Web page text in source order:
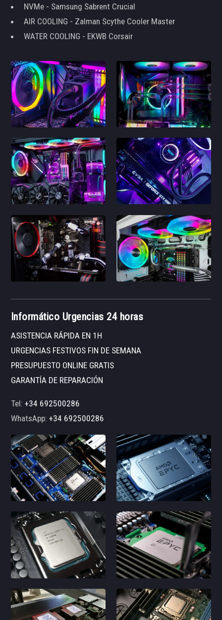
NVMe - Samsung Sabrent Crucial
AIR COOLING - Zalman Scythe Cooler Master
WATER COOLING - EKWB Corsair
Informático Urgencias 24 horas
ASISTENCIA RÁPIDA EN 1H
URGENCIAS FESTIVOS FIN DE SEMANA
PRESUPUESTO ONLINE GRATIS
GARANTÍA DE REPARACIÓN
Tel:+34 692500286
WhatsApp:+34 692500286